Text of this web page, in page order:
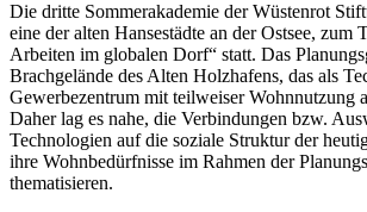
Die dritte Sommerakademie der Wüstenrot
eine der alten Hansestädte an der Ostsee, zum
Arbeiten im globalen Dorf“ statt. Das
Brachgelände des Alten Holzhafens, das als
Gewerbezentrum mit teilweiser Wohnnutzung
Daher lag es nahe, die Verbindungen bzw.
Technologien auf die soziale Struktur der
ihre Wohnbedürfnisse im Rahmen der
thematisieren.